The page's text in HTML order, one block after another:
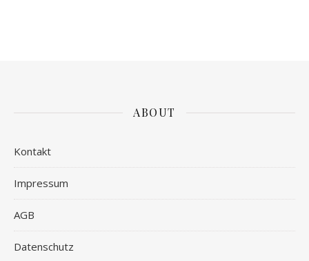
ABOUT
Kontakt
Impressum
AGB
Datenschutz